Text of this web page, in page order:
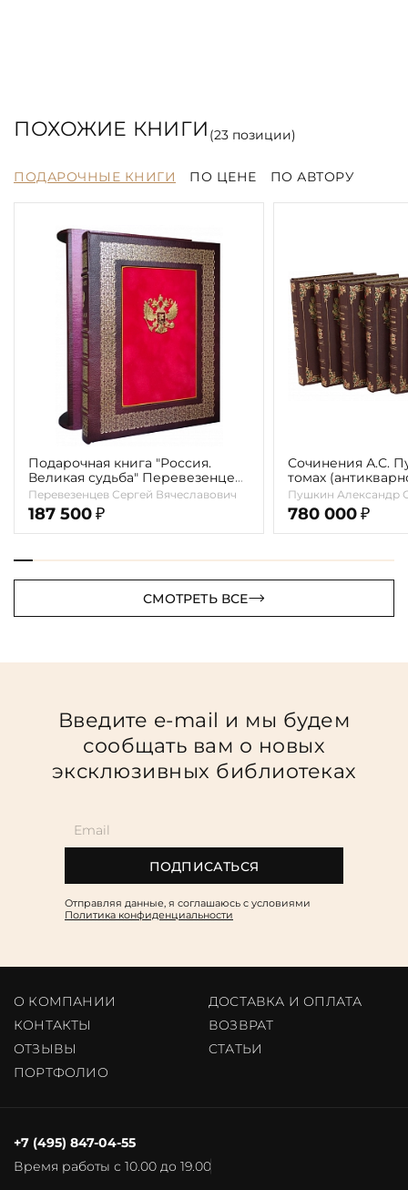
ПОХОЖИЕ КНИГИ (23позиции)
ПОДАРОЧНЫЕ КНИГИ ПО ЦЕНЕ ПО АВТОРУ
Подарочная книга "Россия.
Великая судьба" Перевезенцев
С. В.
Перевезенцев Сергей Вячеславович
187 500 ₽
Сочинения А.С.
томах
Пушкин Александр
780 000 ₽
СМОТРЕТЬ ВСЕ
Введите e-mail и мы будем
сообщать вам о новых
эксклюзивных библиотеках
ПОДПИСАТЬСЯ
Отправляя данные, я соглашаюсь c условиями
Политика конфиденциальности
О КОМПАНИИ
ДОСТАВКА И ОПЛАТА
КОНТАКТЫ
ВОЗВРАТ
ОТЗЫВЫ
CТАТЬИ
ПОРТФОЛИО
Время работы с 10.00 до 19.00
+7 (495) 847-04-55